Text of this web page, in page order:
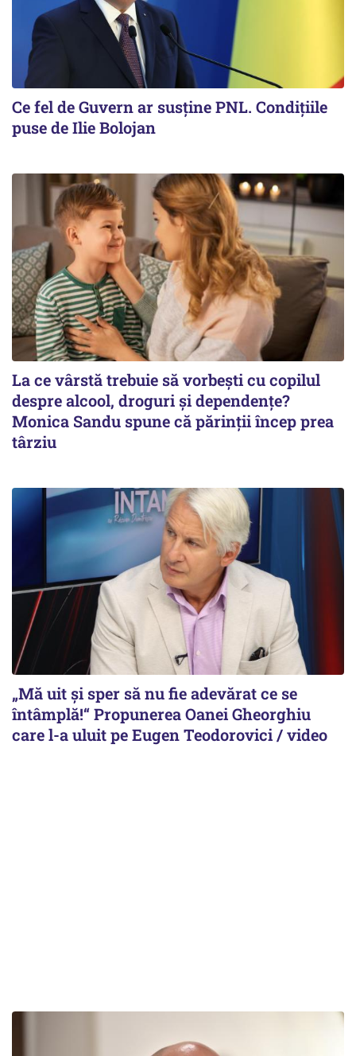
Ce fel de Guvern ar susține PNL. Condițiile
puse de Ilie Bolojan
La ce vârstă trebuie să vorbești cu copilul
despre alcool, droguri și dependențe?
Monica Sandu spune că părinții încep prea
târziu
„Mă uit și sper să nu fie adevărat ce se
întâmplă!“ Propunerea Oanei Gheorghiu
care l-a uluit pe Eugen Teodorovici / video